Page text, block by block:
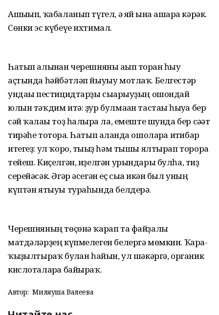
Ашығып, ҡабаланып түгел, ә яй ғына ашарға кәрәк.
Сөнки эс күбеүе ихтимал.
Һатып алынған черешняны ағып торған һыу
аҫтында һәйбәтләп йыуыу мотлаҡ. Белгестәр
ундағы пестицидтарҙы сығарыуҙың ошондай
юлын тәҡдим итә: ҙур булмаған тастағы һыуға бер
сәй ҡалағы тоҙ һалырға ла, емеште шунда бер сәғәт
тирәһе тоторға. Һатып алғанда ошоларға иғтибар
итегеҙ: ул ҡоро, тығыҙ һәм тышы ялтырап торорға
тейеш. Киҫелгән, иҙелгән урындары булһа, тиҙ
серейәсәк. Әгәр әсегән еҫ сыға икән был уның
күптән ятыуы тураһында белдерә.
Черешняның төҫөнә ҡарап та файҙалы
матдәләрҙең күпмелеген белергә мөмкин. Ҡара-
ҡыҙғылтыраҡ булған һайын, ул шәкәргә, органик
кислоталарға байыраҡ.
Автор: Миляуша Валеева